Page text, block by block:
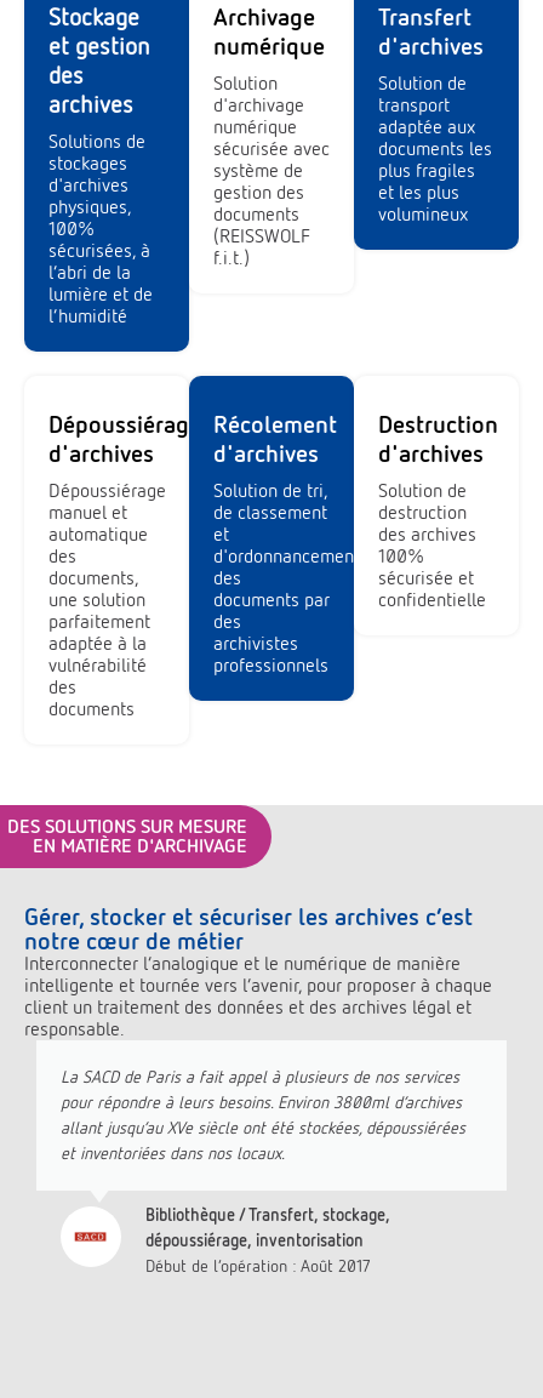
Stockage
et gestion
des
archives
Solutions de
stockages
d'archives
physiques,
100%
sécurisées, à
l’abri de la
lumière et de
l’humidité
Archivage
numérique
Solution
d'archivage
numérique
sécurisée avec
système de
gestion des
documents
(REISSWOLF
f.i.t.)
Transfert
d'archives
Solution de
transport
adaptée aux
documents les
plus fragiles
et les plus
volumineux
Dépoussiérage
d'archives
Dépoussiérage
manuel et
automatique
des
documents,
une solution
parfaitement
adaptée à la
vulnérabilité
des
documents
Récolement
d'archives
Solution de tri,
de classement
et
d'ordonnancement
des
documents par
des
archivistes
professionnels
Destruction
d'archives
Solution de
destruction
des archives
100%
sécurisée et
confidentielle
DES SOLUTIONS SUR MESURE
EN MATIÈRE D'ARCHIVAGE
Gérer, stocker et sécuriser les archives c’est
notre cœur de métier
Interconnecter l’analogique et le numérique de manière
intelligente et tournée vers l’avenir, pour proposer à chaque
client un traitement des données et des archives légal et
responsable.
La SACD de Paris a fait appel à plusieurs de nos services
pour répondre à leurs besoins. Environ 3800ml d’archives
allant jusqu’au XVe siècle ont été stockées, dépoussiérées
et inventoriées dans nos locaux.
Bibliothèque / Transfert, stockage,
dépoussiérage, inventorisation
Début de l’opération : Août 2017